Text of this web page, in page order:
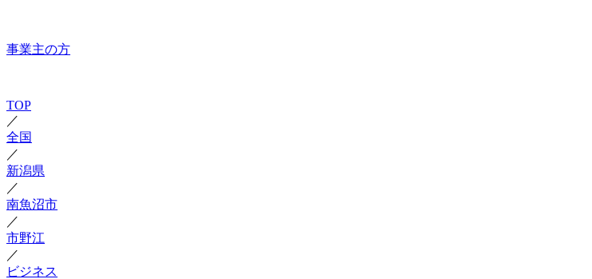
事業主の方
TOP
／
全国
／
新潟県
／
南魚沼市
／
市野江
／
ビジネス